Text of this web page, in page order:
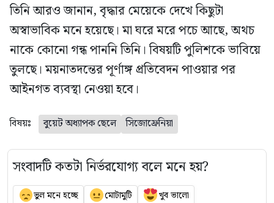
তিনি আরও জানান, বৃদ্ধার মেয়েকে দেখে কিছুটা
অস্বাভাবিক মনে হয়েছে। মা ঘরে মরে পচে আছে, অথচ
নাকে কোনো গন্ধ পাননি তিনি। বিষয়টি পুলিশকে ভাবিয়ে
তুলছে। ময়নাতদন্তের পূর্ণাঙ্গ প্রতিবেদন পাওয়ার পর
আইনগত ব্যবস্থা নেওয়া হবে।
বিষয়ঃ বুয়েট অধ্যাপক ছেলে সিজোফ্রেনিয়া
সংবাদটি কতটা নির্ভরযোগ্য বলে মনে হয়?
ভুল মনে হচ্ছে মোটামুটি খুব ভালো